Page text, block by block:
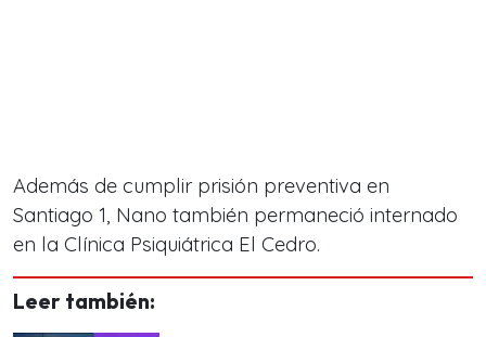
Además de cumplir prisión preventiva en
Santiago 1, Nano también permaneció internado
en la Clínica Psiquiátrica El Cedro.
Leer también: